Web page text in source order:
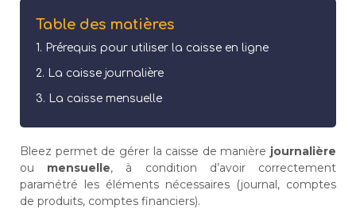
Table des matières
Prérequis pour utiliser la caisse en ligne
La caisse journalière
La caisse mensuelle
Bleez permet de gérer la caisse de manière journalière
ou mensuelle, à condition d’avoir correctement
paramétré les éléments nécessaires (journal, comptes
de produits, comptes financiers).